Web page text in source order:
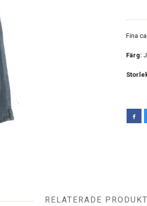
Fina
Färg:
RELATERADE